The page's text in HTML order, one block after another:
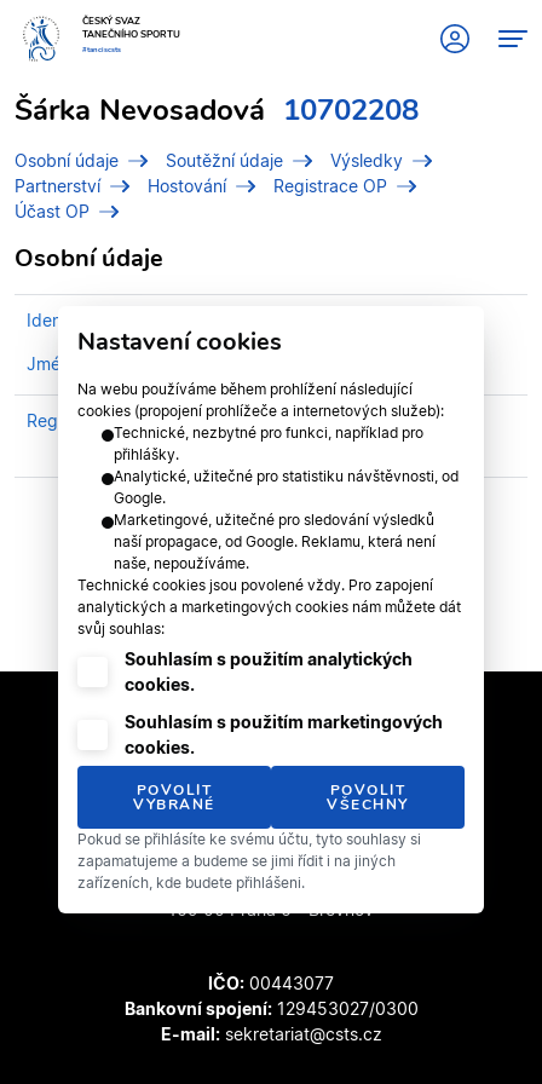
ČESKÝ SVAZ
TANEČNÍHO SPORTU
#tanciscsts
Šárka Nevosadová 10702208
Osobní údaje Soutěžní údaje
Výsledky
Partnerství
Hostování
Registrace OP
Účast OP
Osobní údaje
Identifikační číslo (IDT)
Jméno
Registrován v klubu
TJ Sokol Bedřichov TK
Chrisstar Jihlava
Český svaz tanečního sportu
Zátopkova 100/2
169 00 Praha 6 - Břevnov
IČO: 00443077
Bankovní spojení:129453027/0300
E-mail:sekretariat@csts.cz
Nastavení cookies
Na webu používáme během prohlížení následující
cookies (propojení prohlížeče a internetových služeb):
Technické, nezbytné pro funkci, například pro
přihlášky.
Analytické, užitečné pro statistiku návštěvnosti, od
Google.
Marketingové, užitečné pro sledování výsledků
naší propagace, od Google. Reklamu, která není
naše, nepoužíváme.
Technické cookies jsou povolené vždy. Pro zapojení
analytických a marketingových cookies nám můžete dát
svůj souhlas:
Souhlasím s použitím analytických
cookies.
Souhlasím s použitím marketingových
cookies.
POVOLIT
VYBRANÉ
POVOLIT
VŠECHNY
Pokud se přihlásíte ke svému účtu, tyto souhlasy si
zapamatujeme a budeme se jimi řídit i na jiných
zařízeních, kde budete přihlášeni.